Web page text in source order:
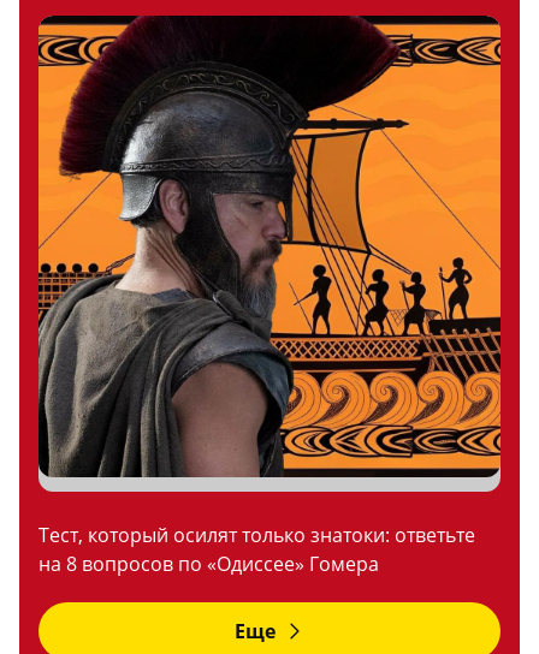
Тест, который осилят только знатоки: ответьте
на 8 вопросов по «Одиссее» Гомера
Еще